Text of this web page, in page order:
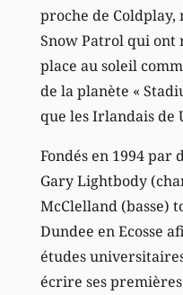
proche de
Snow Patrol qui ont
place au soleil
de la planète «
que les Irlandais de
Fondés en 1994
Gary Lightbody
McClelland (basse)
Dundee en Ecosse
études
écrire ses